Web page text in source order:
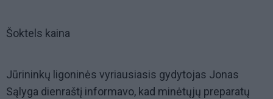
Šoktels kaina
Jūrininkų ligoninės vyriausiasis gydytojas Jonas
Sąlyga dienraštį informavo, kad minėtųjų preparatų